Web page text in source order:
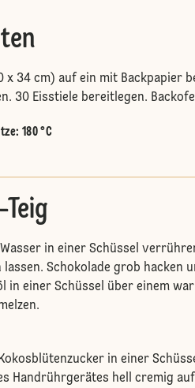
x 34 cm) auf ein mit Backpapier
30 Eisstiele bereitlegen.
: 180 °C
in einer Schüssel
lassen. Schokolade grob hacken
in einer Schüssel über einem
in einer
Handrührgerätes hell cremig